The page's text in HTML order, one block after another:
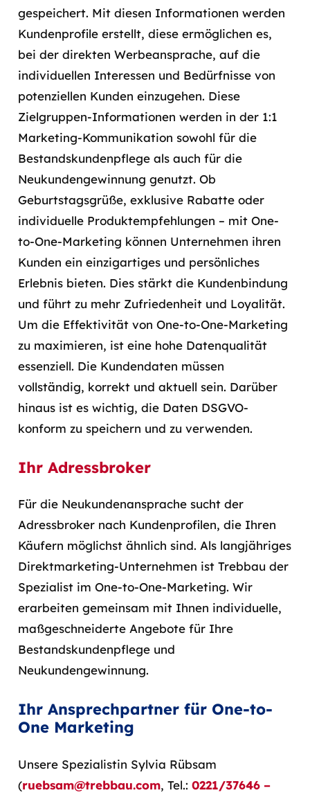
gespeichert. Mit diesen Informationen werden
Kundenprofile erstellt, diese ermöglichen es,
bei der direkten Werbeansprache, auf die
individuellen Interessen und Bedürfnisse von
potenziellen Kunden einzugehen. Diese
Zielgruppen-Informationen werden in der 1:1
Marketing-Kommunikation sowohl für die
Bestandskundenpflege als auch für die
Neukundengewinnung genutzt. Ob
Geburtstagsgrüße, exklusive Rabatte oder
individuelle Produktempfehlungen – mit One-
to-One-Marketing können Unternehmen ihren
Kunden ein einzigartiges und persönliches
Erlebnis bieten. Dies stärkt die Kundenbindung
und führt zu mehr Zufriedenheit und Loyalität.
Um die Effektivität von One-to-One-Marketing
zu maximieren, ist eine hohe Datenqualität
essenziell. Die Kundendaten müssen
vollständig, korrekt und aktuell sein. Darüber
hinaus ist es wichtig, die Daten DSGVO-
konform zu speichern und zu verwenden.
Ihr Adressbroker
Für die Neukundenansprache sucht der
Adressbroker nach Kundenprofilen, die Ihren
Käufern möglichst ähnlich sind. Als langjähriges
Direktmarketing-Unternehmen ist Trebbau der
Spezialist im One-to-One-Marketing. Wir
erarbeiten gemeinsam mit Ihnen individuelle,
maßgeschneiderte Angebote für Ihre
Bestandskundenpflege und
Neukundengewinnung.
Ihr Ansprechpartner für One-to-
One Marketing
Unsere Spezialistin Sylvia Rübsam
(ruebsam@trebbau.com, Tel.: 0221/37646 –